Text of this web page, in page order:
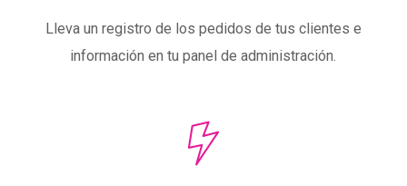
Lleva un registro de los pedidos de tus clientes e
información en tu panel de administración.